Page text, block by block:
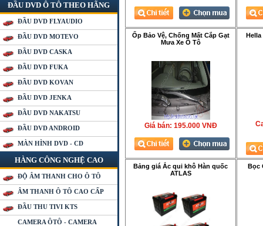
ĐẦU DVD Ô TÔ THEO HÃNG
ĐẦU DVD FLYAUDIO
ĐẦU DVD MOTEVO
ĐẦU DVD CASKA
ĐẦU DVD FUKA
ĐẦU DVD KOVAN
ĐẦU DVD JENKA
ĐẦU DVD NAKATSU
ĐẦU DVD ANDROID
MÀN HÌNH DVD - CD
HÀNG CÔNG NGHỆ CAO
ĐỘ ÂM THANH CHO Ô TÔ
ÂM THANH Ô TÔ CAO CẤP
ĐẦU THU TIVI KTS
CAMERA ÔTÔ - CAMERA
Ốp Bảo Vệ, Chống Mất Cắp Gạt
Mưa Xe Ô Tô
Giá bán: 195.000 VNÐ
Hella
Bảng giá Ắc qui khô Hàn quốc
ATLAS
Bọc